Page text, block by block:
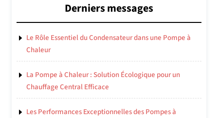
Derniers messages
Le Rôle Essentiel du Condensateur dans une Pompe à
Chaleur
La Pompe à Chaleur : Solution Écologique pour un
Chauffage Central Efficace
Les Performances Exceptionnelles des Pompes à